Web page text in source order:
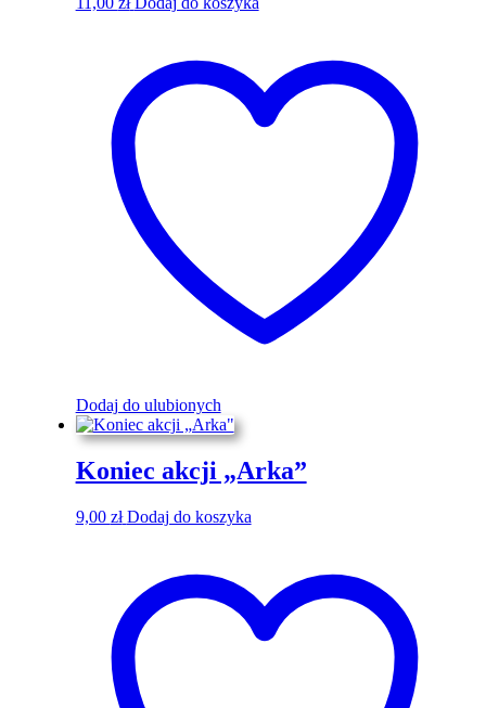
Dodaj do ulubionych
Koniec akcji „Arka”
9,00 zł Dodaj do koszyka